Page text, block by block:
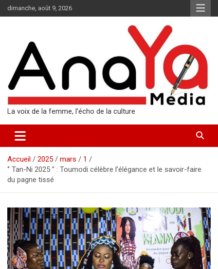
Aller
au
dimanche, août 9, 2026
La voix de la femme, l’écho de la culture
Accueil 2025 mars
1
‘’ Tan-Ni 2025 ’’ : Toumodi célèbre l’élégance et le savoir-faire
du pagne tissé